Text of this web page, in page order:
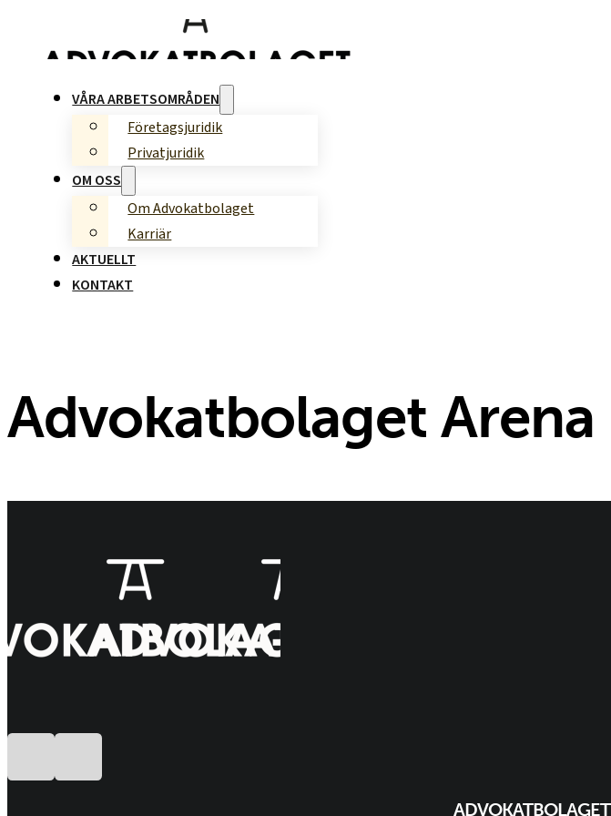
VÅRA ARBETSOMRÅDEN
Företagsjuridik
Privatjuridik
OM OSS
Om Advokatbolaget
Karriär
AKTUELLT
KONTAKT
Advokatbolaget Arena
ADVOKATBOLAGET